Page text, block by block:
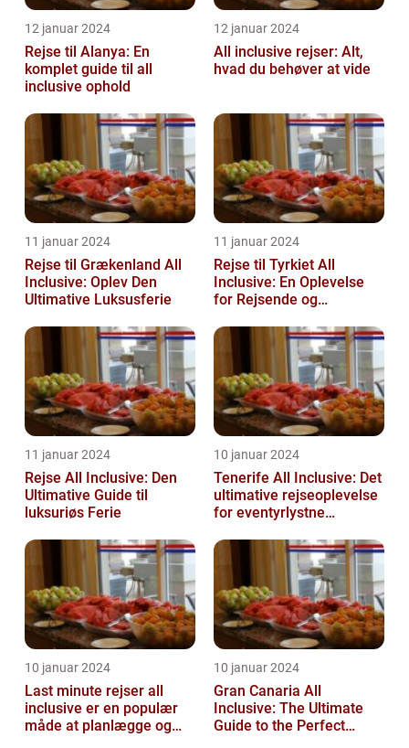
12 januar 2024
Rejse til Alanya: En
komplet guide til all
inclusive ophold
12 januar 2024
All inclusive rejser: Alt,
hvad du behøver at vide
11 januar 2024
Rejse til Grækenland All
Inclusive: Oplev Den
Ultimative Luksusferie
11 januar 2024
Rejse til Tyrkiet All
Inclusive: En Oplevelse
for Rejsende og
11 januar 2024
Rejse All Inclusive: Den
Ultimative Guide til
luksuriøs Ferie
10 januar 2024
Tenerife All Inclusive: Det
ultimative rejseoplevelse
for eventyrlystne
10 januar 2024
Last minute rejser all
inclusive er en populær
måde at planlægge og
10 januar 2024
Gran Canaria All
Inclusive: The Ultimate
Guide to the Perfect